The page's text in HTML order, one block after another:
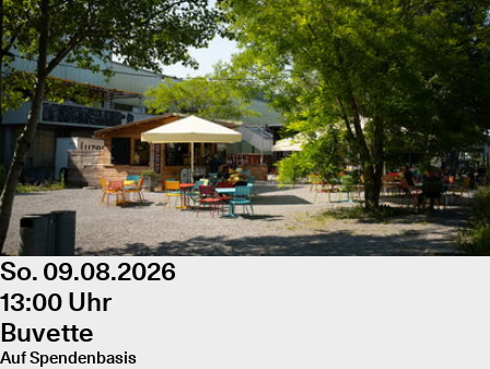
So. 09.08.2026
13:00 Uhr
Buvette
Auf Spendenbasis